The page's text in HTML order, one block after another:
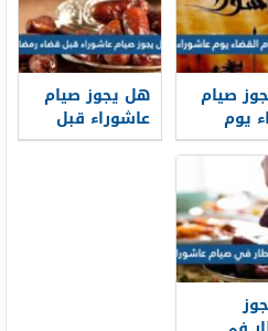
صيام
يوم
هل يجوز صيام
عاشوراء قبل
قضاء رمضان